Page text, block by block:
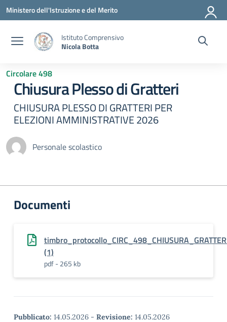
Vai ai contenuti
Vai al menu di navigazione
Vai al footer
Ministero dell'Istruzione e del Merito
Istituto Comprensivo
Nicola Botta
Circolare 498
Chiusura Plesso di Gratteri
CHIUSURA PLESSO DI GRATTERI PER
ELEZIONI AMMINISTRATIVE 2026
Personale scolastico
Documenti
(1)
pdf - 265 kb
Pubblicato: 14.05.2026 - Revisione: 14.05.2026